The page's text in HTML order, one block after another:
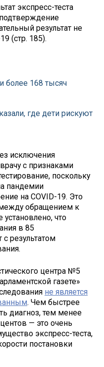
экспресс-теста
результат не
(стр. 185).
более 168 тысяч
где дети рискуют
исключения
с признаками
поскольку
пандемии
на COVID-19. Это
обращением к
что
в 85
с результатом
центра №5
газете»
не является
. Чем быстрее
диагноз, тем менее
— это очень
экспресс-теста,
постановки